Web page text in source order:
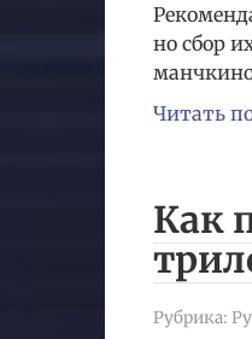
но сбор
Читать
Как
Рубрика: